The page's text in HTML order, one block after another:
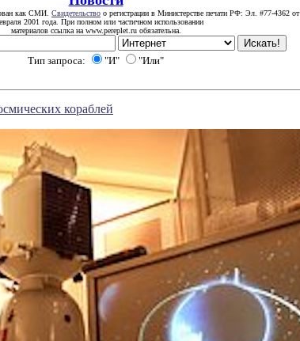
как СМИ. Свидетельство о регистрации в Министерстве печати РФ: Эл. #77-4362 от
2001 года. При полном или частичном использовании
материалов ссылка на www.pereplet.ru обязательна.
Тип запроса: "И" "Или"
кораблей